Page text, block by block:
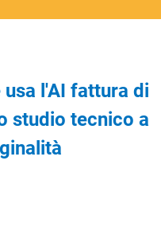
l'AI fattura di
studio tecnico a